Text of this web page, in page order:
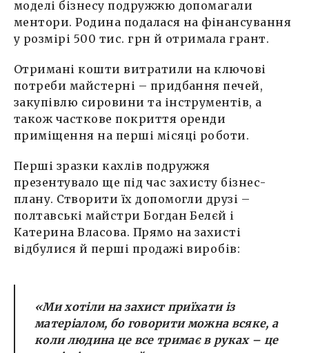
моделі бізнесу подружжю допомагали
ментори. Родина подалася на фінансування
у розмірі 500 тис. грн й отримала грант.
Отримані кошти витратили на ключові
потреби майстерні – придбання печей,
закупівлю сировини та інструментів, а
також часткове покриття оренди
приміщення на перші місяці роботи.
Перші зразки кахлів подружжя
презентувало ще під час захисту бізнес-
плану. Створити їх допомогли друзі –
полтавські майстри Богдан Белєй і
Катерина Власова. Прямо на захисті
відбулися й перші продажі виробів:
«Ми хотіли на захист приїхати із
матеріалом, бо говорити можна всяке, а
коли людина це все тримає в руках – це